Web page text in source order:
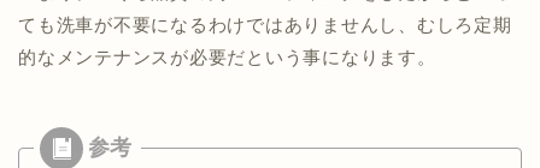
ても洗車が不要になるわけではありませんし、むしろ定期
的なメンテナンスが必要だという事になります。